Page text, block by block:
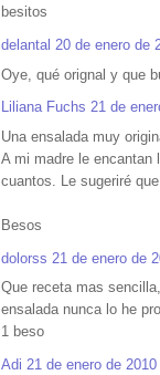
besitos
delantal 20 de enero de
Oye, qué orignal y que
Liliana Fuchs 21 de
Una ensalada muy
A mi madre le encantan
cuantos. Le sugeriré
Besos
dolorss 21 de enero de
Que receta mas
ensalada nunca lo he
1 beso
Adi 21 de enero de